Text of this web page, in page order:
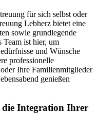
für sich selbst oder
Lebherz bietet eine
sowie grundlegende
Team ist hier, um
und Wünsche
professionelle
Ihre Familienmitglieder
genießen
die Integration Ihrer